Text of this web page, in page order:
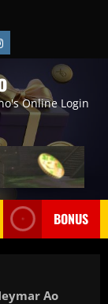
Online Login
BONUS
Ao